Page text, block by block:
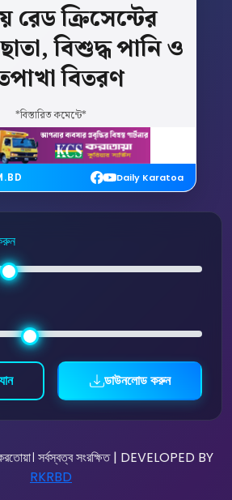
রেডক্রিসেন্টের
ছাতা, বিশুদ্ধপানিও
বিতরণ
*বিস্তারিত কমেন্টে*
Daily Karatoa
ডাউনলোড করুন
সর্বস্বত্ব সংরক্ষিত | DEVELOPED BY
RKRBD